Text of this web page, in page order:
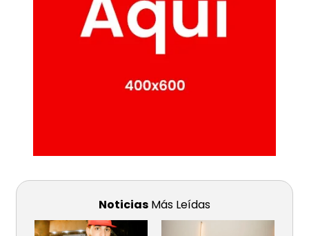
Noticias Más Leídas